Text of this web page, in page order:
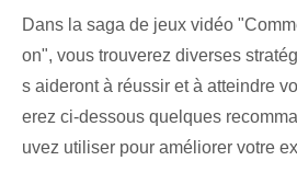
Dans la saga de jeux vidéo
on", vous trouverez diverses
s aideront à réussir et à atteindre
erez ci-dessous quelques
uvez utiliser pour améliorer votre